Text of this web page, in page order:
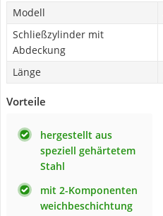
Modell
Schließzylinder mit
Abdeckung
Länge
Vorteile
hergestellt aus
speziell gehärtetem
Stahl
mit 2-Komponenten
weichbeschichtung